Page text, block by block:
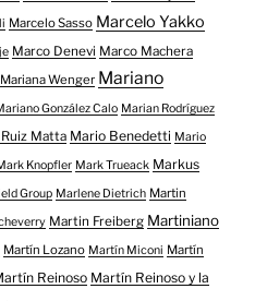
Marcelo Sasso Marcelo Yakko
Marco Denevi Marco Machera
Mariana Wenger Mariano
González Calo Marian Rodríguez
Matta Mario Benedetti Mario
Knopfler Mark Trueack Markus
Group Marlene Dietrich Martin
Martin Freiberg Martiniano
Martín Lozano Martín Miconi Martín
Reinoso Martín Reinoso y la